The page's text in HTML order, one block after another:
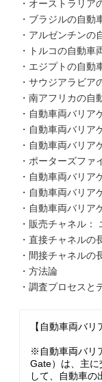
・オーストラリア
・ブラジルの自動
・アルゼンチンの
・トルコの自動車
・エジプトの自動
・サウジアラビア
・南アフリカの自
・自動車両バリア
・自動車両バリア
・自動車両バリア
・ポーターズファ
・自動車両バリア
・自動車両バリア
・自動車両バリア
・販売チャネル
・直接チャネルの
・間接チャネルの
・方法論
・調査プロセスと
【自動車両バリ
※自動車両バリ
Gate）は、主に
して、自動車の